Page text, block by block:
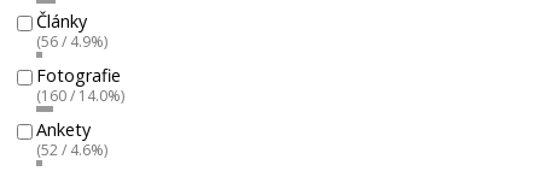
Články
(56 / 4.9%)
Fotografie
(160 / 14.0%)
Ankety
(52 / 4.6%)